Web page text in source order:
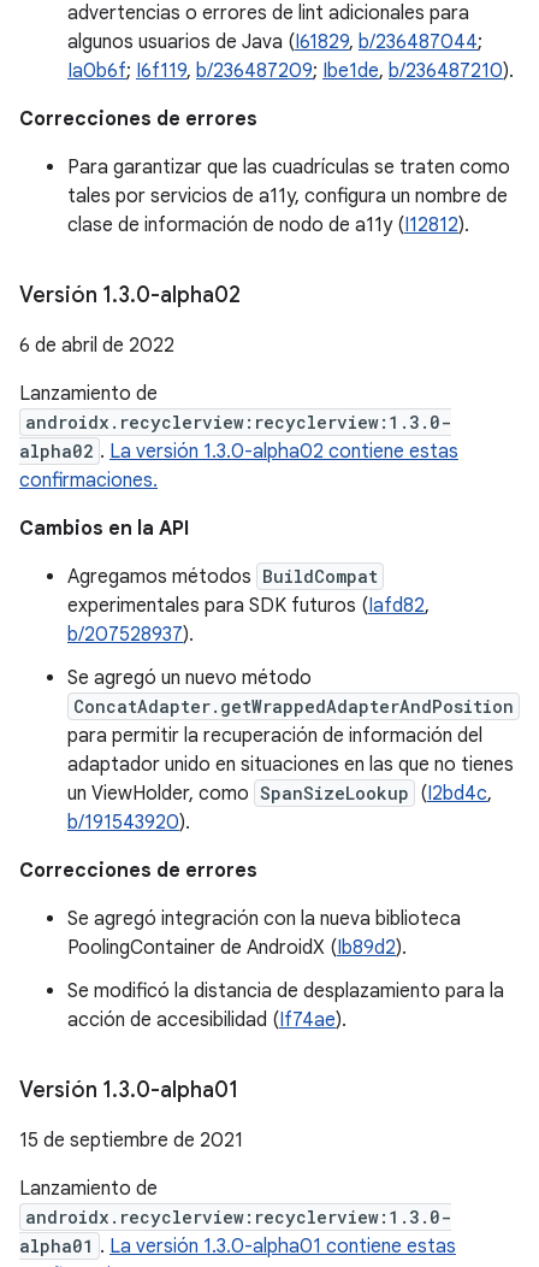
advertencias o errores de lint adicionales para
algunos usuarios de Java (I61829, b/236487044;
Ia0b6f; I6f119, b/236487209; Ibe1de, b/236487210).
Correcciones de errores
Para garantizar que las cuadrículas se traten como
tales por servicios de a11y, configura un nombre de
clase de información de nodo de a11y (I12812).
Versión 1.3.0-alpha02
6 de abril de 2022
Lanzamiento de
androidx.recyclerview:recyclerview:1.3.0-
alpha02 . La versión 1.3.0-alpha02 contiene estas
confirmaciones.
Cambios en la API
Agregamos métodos BuildCompat
experimentales para SDK futuros (Iafd82,
b/207528937).
Se agregó un nuevo método
ConcatAdapter.getWrappedAdapterAndPosition
para permitir la recuperación de información del
adaptador unido en situaciones en las que no tienes
un ViewHolder, como SpanSizeLookup (I2bd4c,
b/191543920).
Correcciones de errores
Se agregó integración con la nueva biblioteca
PoolingContainer de AndroidX (Ib89d2).
Se modificó la distancia de desplazamiento para la
acción de accesibilidad (If74ae).
Versión 1.3.0-alpha01
15 de septiembre de 2021
Lanzamiento de
androidx.recyclerview:recyclerview:1.3.0-
alpha01 . La versión 1.3.0-alpha01 contiene estas